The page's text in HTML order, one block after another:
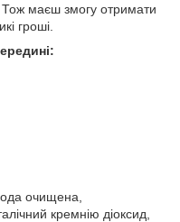
Тож маєш змогу отримати
гроші.
очищена,
кремнію діоксид,